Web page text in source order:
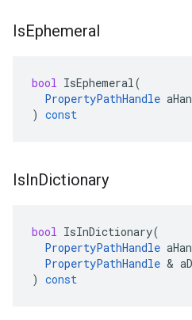
IsEphemeral
bool IsEphemeral(
PropertyPathHandle
) const
IsInDictionary
bool IsInDictionary(
PropertyPathHandle
PropertyPathHandle &
) const